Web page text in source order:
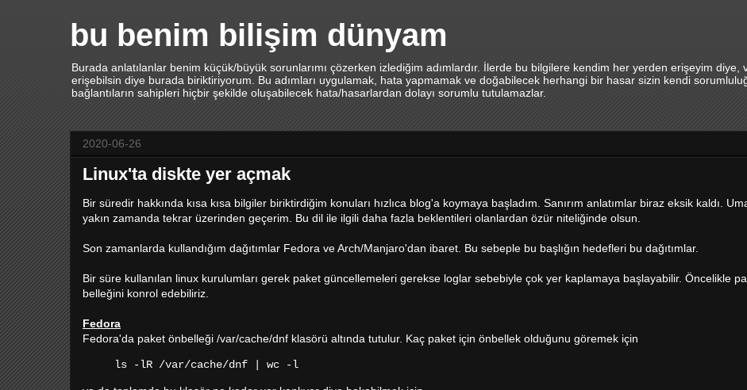
bu benim bilişim dünyam
Burada anlatılanlar benim küçük/büyük sorunlarımı çözerken izlediğim adımlardır. İlerde bu bilgilere kendim her yerden erişeyim diye,
erişebilsin diye burada biriktiriyorum. Bu adımları uygulamak, hata yapmamak ve doğabilecek herhangi bir hasar sizin kendi
bağlantıların sahipleri hiçbir şekilde oluşabilecek hata/hasarlardan dolayı sorumlu tutulamazlar.
2020-06-26
Linux'ta diskte yer açmak
Bir süredir hakkında kısa kısa bilgiler biriktirdiğim konuları hızlıca blog'a koymaya başladım. Sanırım anlatımlar biraz eksik kaldı.
yakın zamanda tekrar üzerinden geçerim. Bu dil ile ilgili daha fazla beklentileri olanlardan özür niteliğinde olsun.
Son zamanlarda kullandığım dağıtımlar Fedora ve Arch/Manjaro'dan ibaret. Bu sebeple bu başlığın hedefleri bu dağıtımlar.
Bir süre kullanılan linux kurulumları gerek paket güncellemeleri gerekse loglar sebebiyle çok yer kaplamaya başlayabilir. Öncelikle
belleğini konrol edebiliriz.
Fedora
Fedora'da paket önbelleği /var/cache/dnf klasörü altında tutulur. Kaç paket için önbellek olduğunu göremek için
ls -lR /var/cache/dnf | wc -l